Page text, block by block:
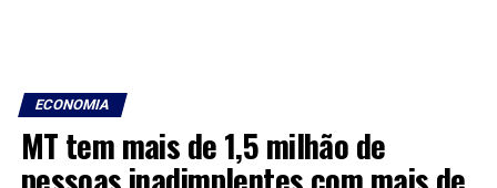
ECONOMIA
MT tem mais de 1,5 milhão de